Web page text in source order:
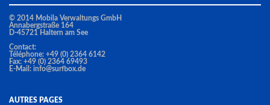
© 2014 Mobila Verwaltungs GmbH
Annabergstraße 164
D-45721 Haltern am See
Contact:
Téléphone: +49 (0) 2364 6142
Fax: +49 (0) 2364 69493
E-Mail: info@surfbox.de
AUTRES PAGES